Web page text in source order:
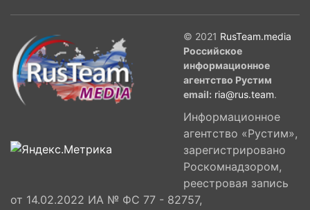
© 2021 RusTeam.media
Российское
информационное
агентство Рустим
email: ria@rus.team.
Информационное
агентство «Рустим»,
зарегистрировано
Роскомнадзором,
реестровая запись
от 14.02.2022 ИА № ФС 77 - 82757,